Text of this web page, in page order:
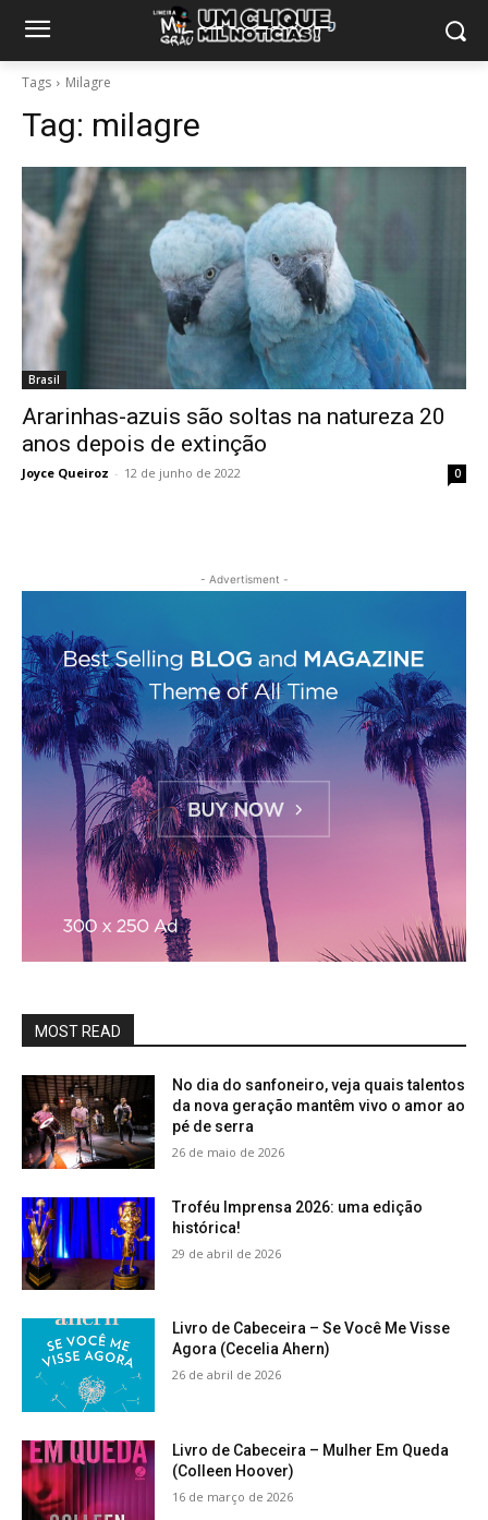
Tags Milagre
Tag: milagre
Brasil
Ararinhas-azuis são soltas na natureza 20
anos depois de extinção
Joyce Queiroz - 12 de junho de 2022 0
- Advertisment -
MOST READ
No dia do sanfoneiro, veja quais talentos
da nova geração mantêm vivo o amor ao
pé de serra
26 de maio de 2026
Troféu Imprensa 2026: uma edição
histórica!
29 de abril de 2026
Livro de Cabeceira – Se Você Me Visse
Agora (Cecelia Ahern)
26 de abril de 2026
Livro de Cabeceira – Mulher Em Queda
(Colleen Hoover)
16 de março de 2026